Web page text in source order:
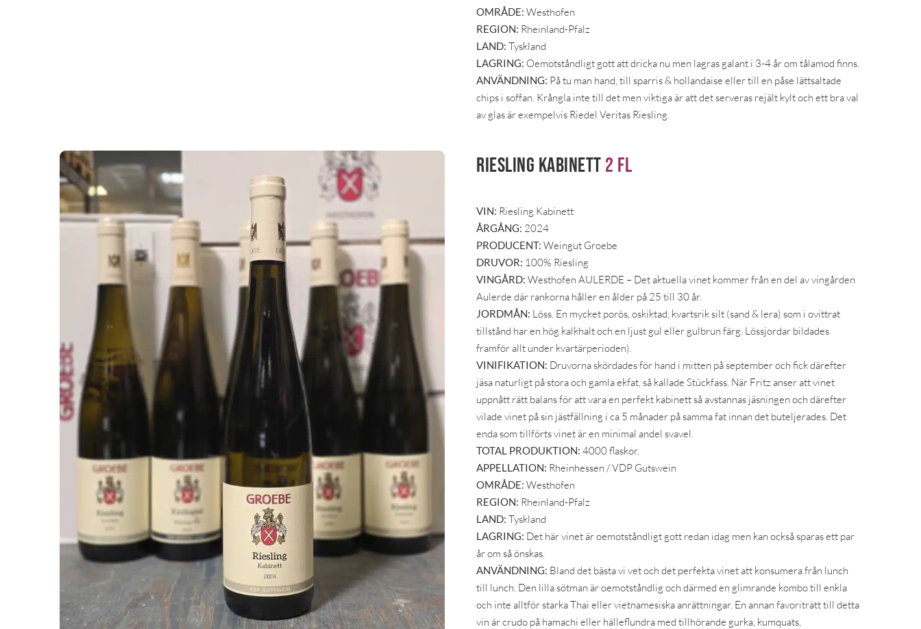
OMRÅDE:Westhofen
REGION: Rheinland-Pfalz
LAND: Tyskland
LAGRING: Oemotståndligt gott att dricka nu men lagras galant i 3-4 år om tålamod finns.
ANVÄNDNING: På tu man hand, till sparris & hollandaise eller till en påse lättsaltade
chips i soffan. Krångla inte till det men viktiga är att det serveras rejält kylt och ett bra val
av glas är exempelvis Riedel Veritas Riesling.
Riesling Kabinett2 fl
VIN: Riesling Kabinett
ÅRGÅNG: 2024
PRODUCENT: Weingut Groebe
DRUVOR: 100% Riesling
VINGÅRD: Westhofen AULERDE – Det aktuella vinet kommer från en del av vingården
Aulerde där rankorna håller en ålder på 25 till 30 år.
JORDMÅN: Löss. En mycket porös, oskiktad, kvartsrik silt (sand & lera) som i ovittrat
tillstånd har en hög kalkhalt och en ljust gul eller gulbrun färg. Lössjordar bildades
framför allt under kvartärperioden).
VINIFIKATION: Druvorna skördades för hand i mitten på september och fick därefter
jäsa naturligt på stora och gamla ekfat, så kallade Stückfass. När Fritz anser att vinet
uppnått rätt balans för att vara en perfekt kabinett så avstannas jäsningen och därefter
vilade vinet på sin jästfällning i ca 5 månader på samma fat innan det buteljerades. Det
enda som tillförts vinet är en minimal andel svavel.
TOTAL PRODUKTION:4000 flaskor.
APPELLATION: Rheinhessen / VDP Gutswein
OMRÅDE:Westhofen
REGION: Rheinland-Pfalz
LAND: Tyskland
LAGRING: Det här vinet är oemotståndligt gott redan idag men kan också sparas ett par
år om så önskas.
ANVÄNDNING: Bland det bästa vi vet och det perfekta vinet att konsumera från lunch
till lunch. Den lilla sötman är oemotståndlig och därmed en glimrande kombo till enkla
och inte alltför starka Thai eller vietnamesiska anrättningar. En annan favoriträtt till detta
vin är crudo på hamachi eller hälleflundra med tillhörande gurka, kumquats,